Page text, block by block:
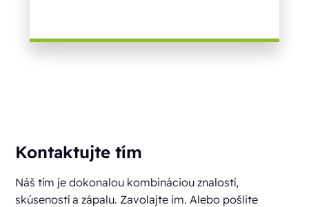
Kontaktujte tím
Náš tím je dokonalou kombináciou znalostí,
skúseností a zápalu. Zavolajte im. Alebo pošlite